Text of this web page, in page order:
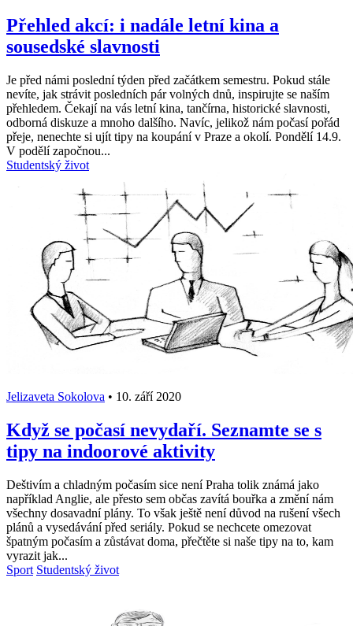
Přehled akcí: i nadále letní kina a
sousedské slavnosti
Je před námi poslední týden před začátkem semestru. Pokud stále
nevíte, jak strávit posledních pár volných dnů, inspirujte se naším
přehledem. Čekají na vás letní kina, tančírna, historické slavnosti,
odborná diskuze a mnoho dalšího. Navíc, jelikož nám počasí pořád
přeje, nenechte si ujít tipy na koupání v Praze a okolí. Pondělí 14.9.
V podělí započnou...
Studentský život
Jelizaveta Sokolova • 10. září 2020
Když se počasí nevydaří. Seznamte se s
tipy na indoorové aktivity
Deštivím a chladným počasím sice není Praha tolik známá jako
například Anglie, ale přesto sem občas zavítá bouřka a změní nám
všechny dosavadní plány. To však ještě není důvod na rušení všech
plánů a vysedávání před seriály. Pokud se nechcete omezovat
špatným počasím a zůstávat doma, přečtěte si naše tipy na to, kam
vyrazit jak...
Sport Studentský život